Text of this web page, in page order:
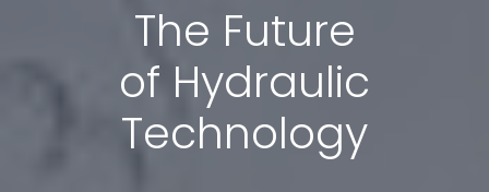
The Future
of Hydraulic
Technology